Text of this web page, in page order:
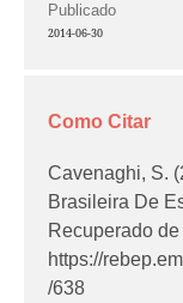
Publicado
2014-06-30
Como Citar
Cavenaghi, S.
Brasileira De
Recuperado de
https://
/638